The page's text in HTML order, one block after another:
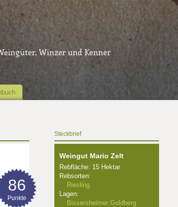
Winzer und Kenner
86
Punkte
Steckbrief
Weingut Mario Zelt
Rebfläche: 15 Hektar
Rebsorten:
Riesling
Lagen:
Bissersheimer Goldberg